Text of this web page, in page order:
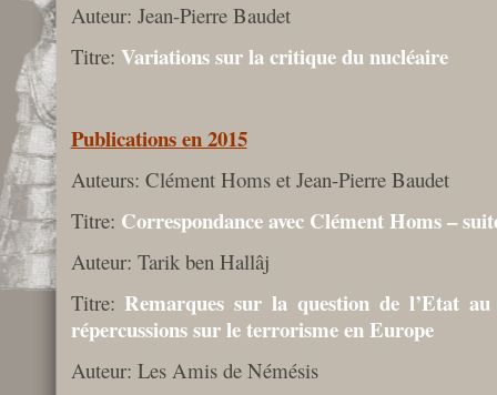
Auteur: Jean-Pierre Baudet
Titre: Variations sur la critique du nucléaire
Publications en 2015
Auteurs: Clément Homs et Jean-Pierre Baudet
Titre: Correspondance avec Clément Homs –
Auteur: Tarik ben Hallâj
Titre: Remarques sur la question de l’Etat
répercussions sur le terrorisme en Europe
Auteur: Les Amis de Némésis